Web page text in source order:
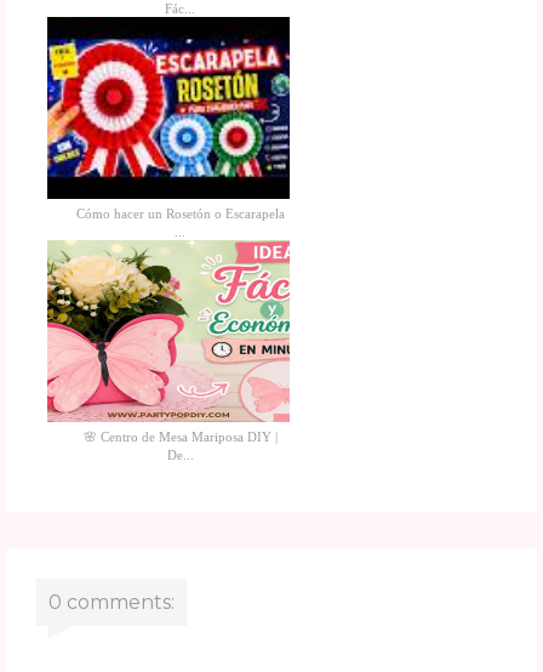
Fác...
Cómo hacer un Rosetón o Escarapela
🌸 Centro de Mesa Mariposa DIY |
De...
0 comments: